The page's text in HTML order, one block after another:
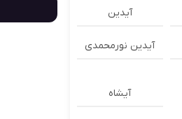
آیدین
آیدین نورمحمدی
آیشاه